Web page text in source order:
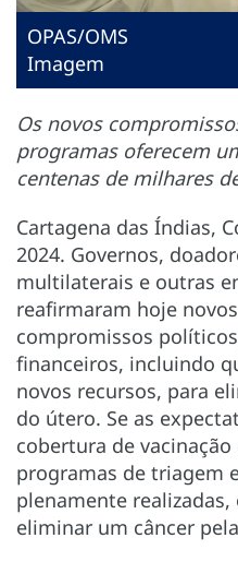
OPAS/OMS
Imagem
Os novos
programas oferecem
centenas de milhares
Cartagena das Índias,
2024. Governos,
multilaterais e outras
reafirmaram hoje
compromissos
financeiros, incluindo
novos recursos, para
do útero. Se as
cobertura de
programas de triagem
plenamente
eliminar um câncer